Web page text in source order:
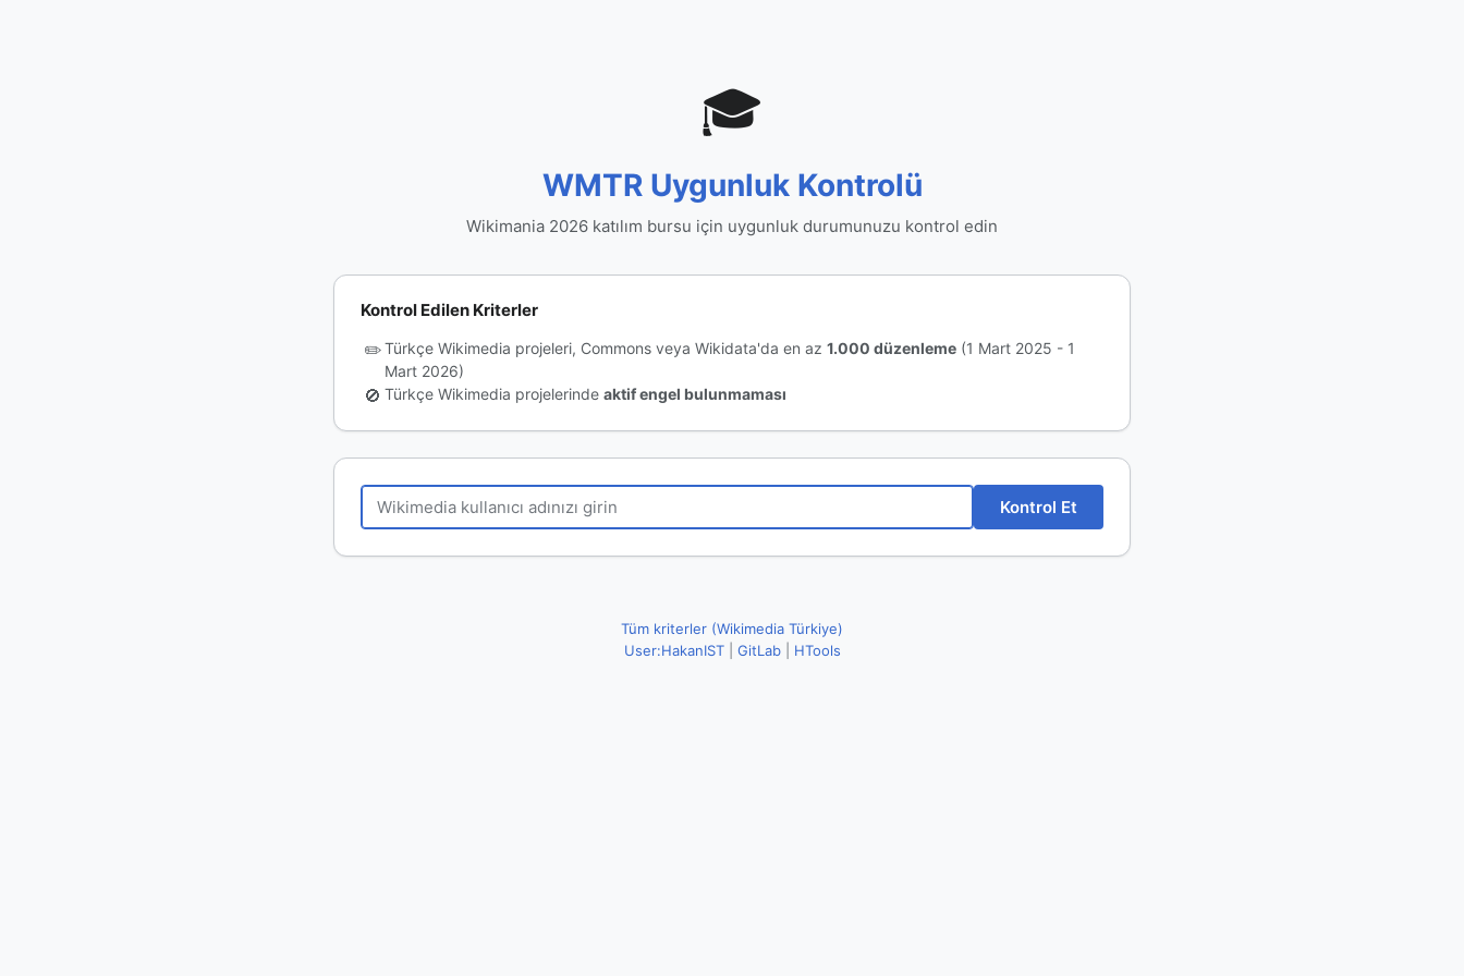
🎓
WMTR Uygunluk Kontrolü
Wikimania 2026 katılım bursu için uygunluk durumunuzu kontrol edin
Kontrol Edilen Kriterler
✏️Türkçe Wikimedia projeleri, Commons veya Wikidata'da en az 1.000 düzenleme (1 Mart 2025 - 1
Mart 2026)
🚫 Türkçe Wikimedia projelerinde aktif engel bulunmaması
Kontrol Et
Tüm kriterler (Wikimedia Türkiye)
User:HakanIST| GitLab| HTools